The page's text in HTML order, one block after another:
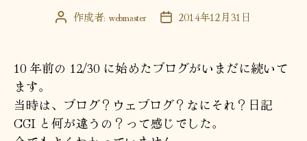
投 作成者: webmaster
投 2014年12月31日
10 年前の 12/30 に始めたブログがいまだに続いて
ます。
当時は、ブログ？ウェブログ？なにそれ？日記
CGI と何が違うの？って感じでした。